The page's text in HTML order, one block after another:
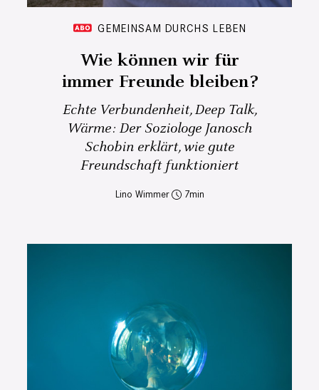
GEMEINSAM DURCHS LEBEN
Wie können wir für
immer Freunde bleiben?
Echte Verbundenheit, Deep Talk,
Wärme: Der Soziologe Janosch
Schobin erklärt, wie gute
Freundschaft funktioniert
Lino Wimmer 7